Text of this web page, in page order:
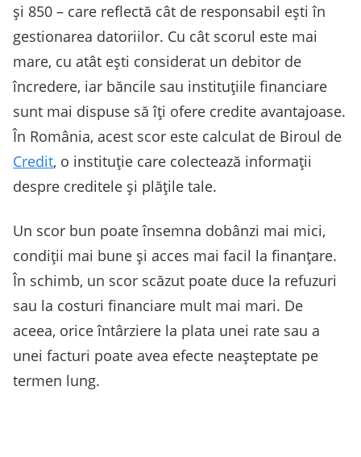
și 850 – care reflectă cât de responsabil ești în
gestionarea datoriilor. Cu cât scorul este mai
mare, cu atât ești considerat un debitor de
încredere, iar băncile sau instituțiile financiare
sunt mai dispuse să îți ofere credite avantajoase.
În România, acest scor este calculat de Biroul de
Credit, o instituție care colectează informații
despre creditele și plățile tale.
Un scor bun poate însemna dobânzi mai mici,
condiții mai bune și acces mai facil la finanțare.
În schimb, un scor scăzut poate duce la refuzuri
sau la costuri financiare mult mai mari. De
aceea, orice întârziere la plata unei rate sau a
unei facturi poate avea efecte neașteptate pe
termen lung.